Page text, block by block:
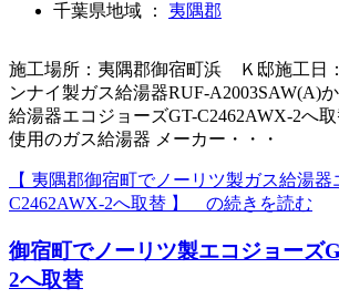
千葉県地域 ： 夷隅郡
施工場所：夷隅郡御宿町浜 Ｋ邸施工日
ンナイ製ガス給湯器RUF-A2003SAW(A)
給湯器エコジョーズGT-C2462AWX-2へ
使用のガス給湯器 メーカー・・・
【 夷隅郡御宿町でノーリツ製ガス給湯
C2462AWX-2へ取替 】 の続きを読む
御宿町でノーリツ製エコジョーズ
2へ取替